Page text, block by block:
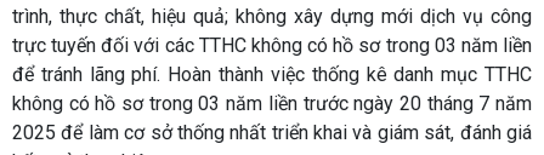
trình, thực chất, hiệu quả; không xây dựng mới dịch vụ công
trực tuyến đối với các TTHC không có hồ sơ trong 03 năm liền
để tránh lãng phí. Hoàn thành việc thống kê danh mục TTHC
không có hồ sơ trong 03 năm liền trước ngày 20 tháng 7 năm
2025 để làm cơ sở thống nhất triển khai và giám sát, đánh giá